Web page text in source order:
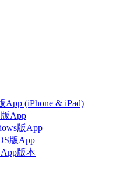
(iPhone & iPad)
App
版App
版App
版本